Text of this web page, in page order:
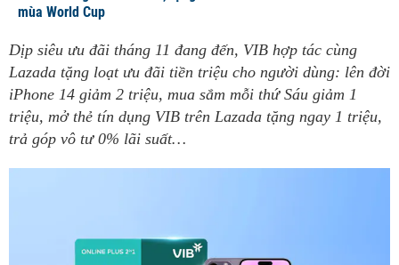
mùa World Cup
Dịp siêu ưu đãi tháng 11 đang đến, VIB hợp tác cùng
Lazada tặng loạt ưu đãi tiền triệu cho người dùng: lên đời
iPhone 14 giảm 2 triệu, mua sắm mỗi thứ Sáu giảm 1
triệu, mở thẻ tín dụng VIB trên Lazada tặng ngay 1 triệu,
trả góp vô tư 0% lãi suất…